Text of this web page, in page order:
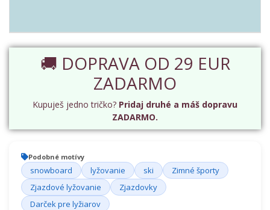
🚚 DOPRAVA OD 29 EUR
ZADARMO
Kupuješ jedno tričko? Pridaj druhé a máš dopravu
ZADARMO.
Podobné motívy
snowboard lyžovanie ski
Zimné športy
Zjazdové lyžovanie
Zjazdovky
Darček pre lyžiarov